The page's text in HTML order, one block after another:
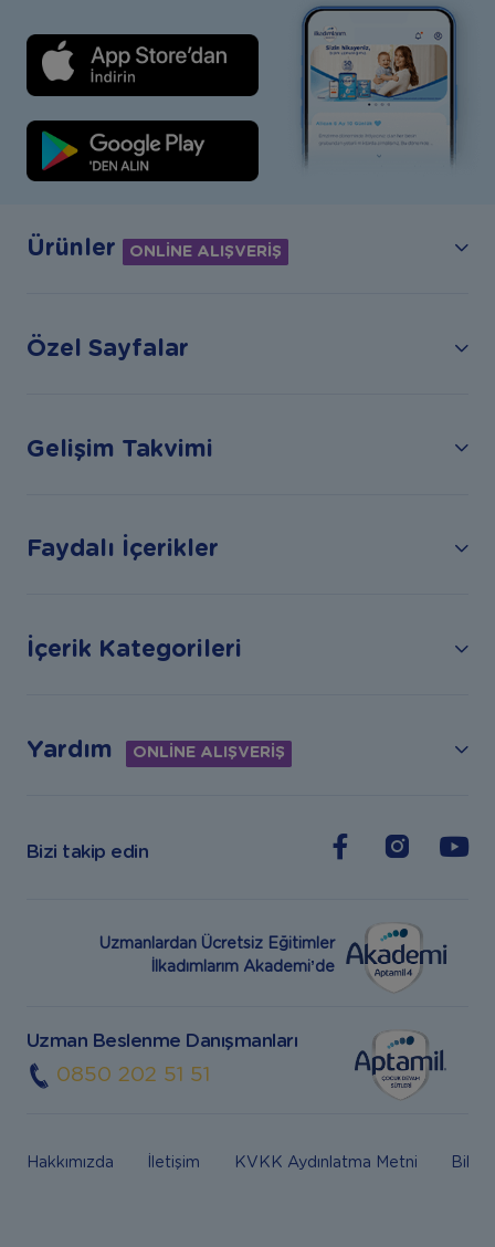
Ürünler ONLİNE ALIŞVERİŞ
Özel Sayfalar
Gelişim Takvimi
Faydalı İçerikler
İçerik Kategorileri
Yardım ONLİNE ALIŞVERİŞ
Bizi takip edin
Uzmanlardan Ücretsiz Eğitimler
İlkadımlarım Akademi’de
Uzman Beslenme Danışmanları
0850 202 51 51
Hakkımızda İletişim KVKK Aydınlatma Metni Bilgi